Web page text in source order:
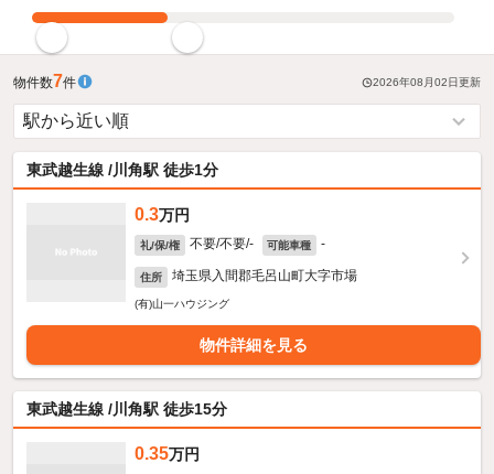
物件数7件 2026年08月02日更新
東武越生線 /川角駅 徒歩1分
0.3万円
礼/保/権 不要/不要/- 可能車種 -
住所 埼玉県入間郡毛呂山町大字市場
(有)山一ハウジング
物件詳細を見る
東武越生線 /川角駅 徒歩15分
0.35万円